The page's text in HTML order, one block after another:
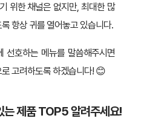
위한 채널은 없지만, 최대한 많
항상 귀를 열어놓고 있습니다.
선호하는 메뉴를 말씀해주시면
고려하도록 하겠습니다! 😊
는 제품 TOP5 알려주세요!